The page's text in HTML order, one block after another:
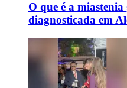
O que é a
diagnosticada em